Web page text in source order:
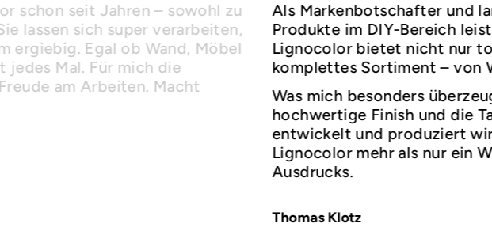
schon seit Jahren – sowohl zu
lassen sich super verarbeiten,
ergiebig. Egal ob Wand, Möbel
jedes Mal. Für mich die
am Arbeiten. Macht
Als Markenbotschafter und
Produkte im DIY-Bereich
Lignocolor bietet nicht nur
komplettes Sortiment – von
Was mich besonders
hochwertige Finish und die
entwickelt und produziert
Lignocolor mehr als nur ein
Ausdrucks.
Thomas Klotz